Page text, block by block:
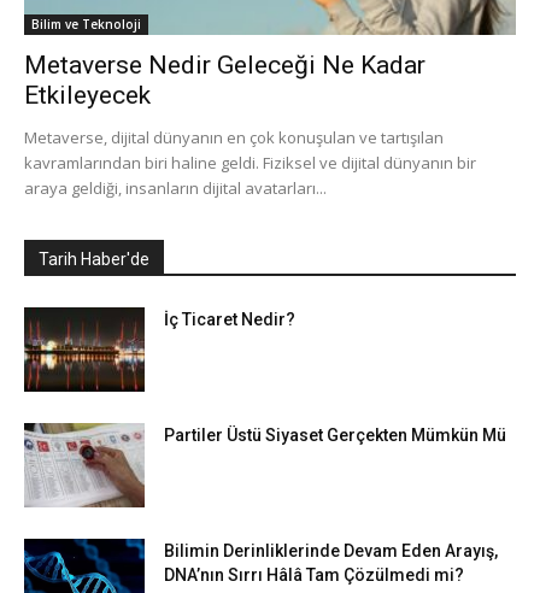
Bilim ve Teknoloji
Metaverse Nedir Geleceği Ne Kadar
Etkileyecek
Metaverse, dijital dünyanın en çok konuşulan ve tartışılan
kavramlarından biri haline geldi. Fiziksel ve dijital dünyanın bir
araya geldiği, insanların dijital avatarları...
Tarih Haber'de
İç Ticaret Nedir?
Partiler Üstü Siyaset Gerçekten Mümkün Mü
Bilimin Derinliklerinde Devam Eden Arayış,
DNA’nın Sırrı Hâlâ Tam Çözülmedi mi?